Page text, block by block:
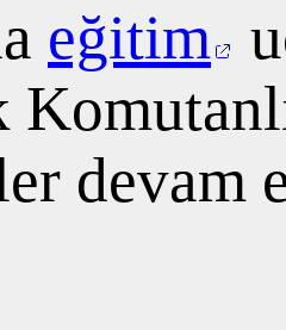
eğitim
devam